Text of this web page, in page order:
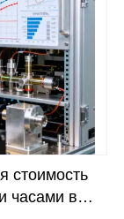
стоимость
часами в